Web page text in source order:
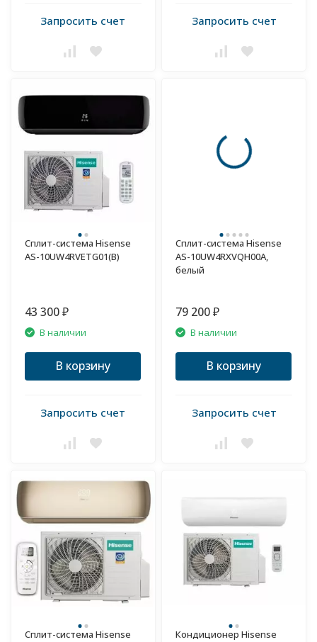
Запросить счет Запросить счет
Сплит-система Hisense
AS-10UW4RVETG01(B)
43 300 ₽
В наличии
В корзину
Запросить счет
Сплит-система Hisense
AS-10UW4RXVQH00A,
белый
79 200 ₽
В наличии
В корзину
Запросить счет
Сплит-система Hisense
Кондиционер Hisense